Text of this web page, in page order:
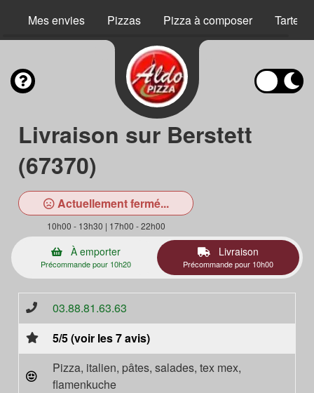
Mes envies Pizzas Pizza à composer Tartes
Livraison sur Berstett
(67370)
Actuellement fermé...
10h00 - 13h30 | 17h00 - 22h00
À emporter
Précommande pour 10h20
Livraison
Précommande pour 10h00
03.88.81.63.63
5/5 (voir les 7 avis)
Pizza, italien, pâtes, salades, tex mex,
flamenkuche